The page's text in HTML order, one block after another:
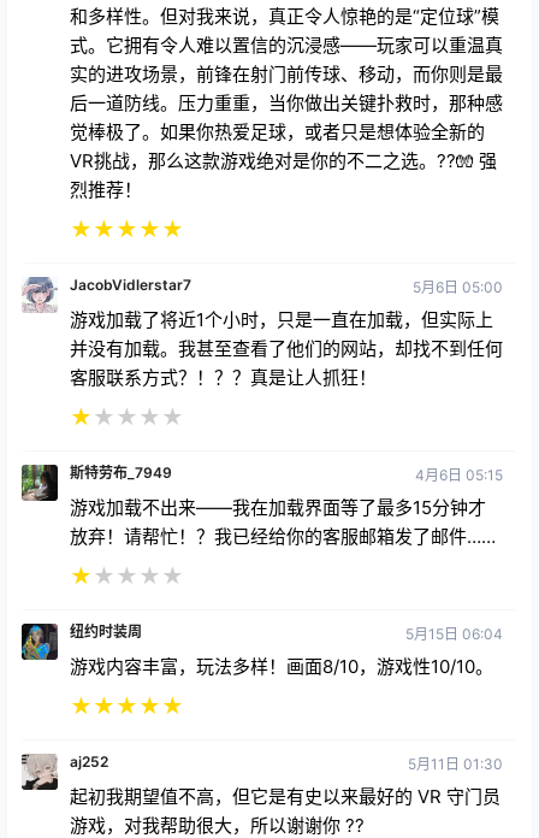
和多样性。但对我来说，真正令人惊艳的是“定位球”模
式。它拥有令人难以置信的沉浸感——玩家可以重温真
实的进攻场景，前锋在射门前传球、移动，而你则是最
后一道防线。压力重重，当你做出关键扑救时，那种感
觉棒极了。如果你热爱足球，或者只是想体验全新的
VR挑战，那么这款游戏绝对是你的不二之选。??🧤 强
烈推荐！
★★★★★
JacobVidlerstar7 5月6日 05:00
游戏加载了将近1个小时，只是一直在加载，但实际上
并没有加载。我甚至查看了他们的网站，却找不到任何
客服联系方式？！？？真是让人抓狂！
★★ ★ ★ ★
斯特劳布_7949 4月6日 05:15
游戏加载不出来——我在加载界面等了最多15分钟才
放弃！请帮忙！？我已经给你的客服邮箱发了邮件……
★★ ★ ★ ★
纽约时装周 5月15日 06:04
游戏内容丰富，玩法多样！画面8/10，游戏性10/10。
★★★★★
aj252 5月11日 01:30
起初我期望值不高，但它是有史以来最好的 VR 守门员
游戏，对我帮助很大，所以谢谢你 ??